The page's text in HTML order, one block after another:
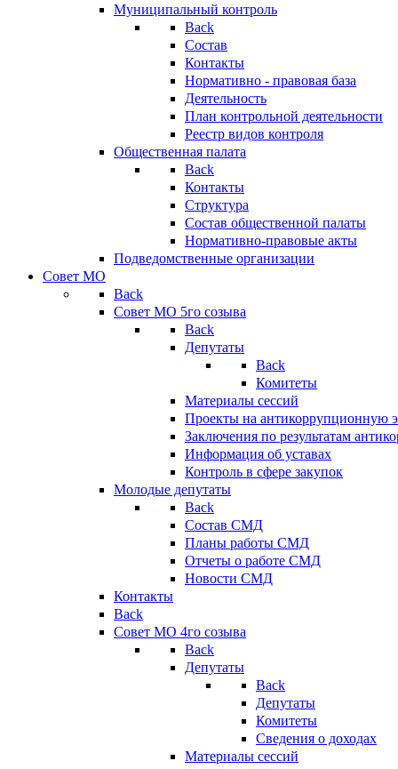
Муниципальный контроль
Back
Состав
Контакты
Нормативно - правовая база
Деятельность
План контрольной деятельности
Реестр видов контроля
Общественная палата
Back
Контакты
Структура
Состав общественной палаты
Нормативно-правовые акты
Подведомственные организации
Совет МО
Back
Совет МО 5го созыва
Back
Депутаты
Back
Комитеты
Материалы сессий
Проекты на антикоррупционную
Заключения по результатам
Информация об уставах
Контроль в сфере закупок
Молодые депутаты
Back
Состав СМД
Планы работы СМД
Отчеты о работе СМД
Новости СМД
Контакты
Back
Совет МО 4го созыва
Back
Депутаты
Back
Депутаты
Комитеты
Сведения о доходах
Материалы сессий